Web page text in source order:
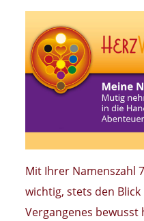
Mit Ihrer Namenszahl
wichtig, stets den
Vergangenes bewusst